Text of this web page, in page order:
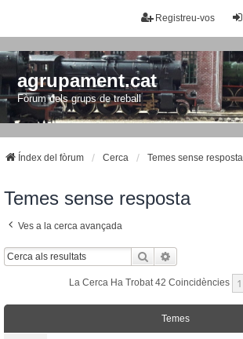
Registreu-vos
agrupament.cat
Fòrum dels grups de treball
Índex del fòrum Cerca Temes sense resposta
Temes sense resposta
Ves a la cerca avançada
Cerca
La Cerca Ha Trobat 42 Coincidències 1
Temes